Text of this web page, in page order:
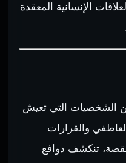
الإنسانية المعقدة
الشخصيات التي تعيش
والقرارات
تنكشف دوافع